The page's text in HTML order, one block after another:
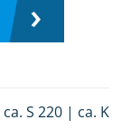
ca. S 220 | ca. K